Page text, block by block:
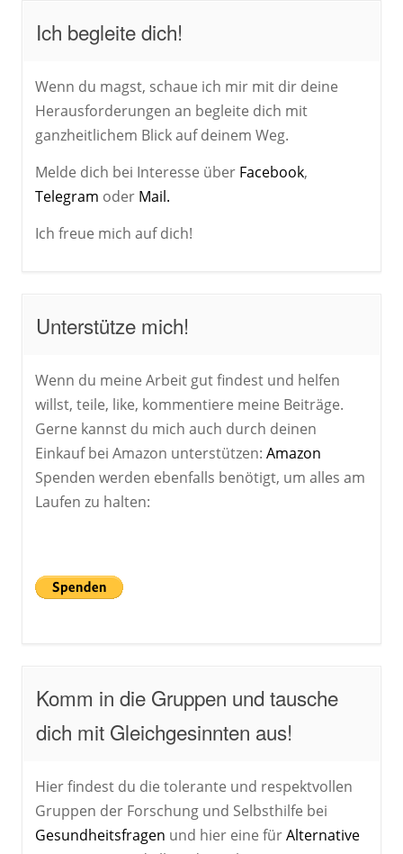
Ich begleite dich!
Wenn du magst, schaue ich mir mit dir deine
Herausforderungen an begleite dich mit
ganzheitlichem Blick auf deinem Weg.
Melde dich bei Interesse über Facebook,
Telegram oder Mail.
Ich freue mich auf dich!
Unterstütze mich!
Wenn du meine Arbeit gut findest und helfen
willst, teile, like, kommentiere meine Beiträge.
Gerne kannst du mich auch durch deinen
Einkauf bei Amazon unterstützen: Amazon
Spenden werden ebenfalls benötigt, um alles am
Laufen zu halten:
Komm in die Gruppen und tausche
dich mit Gleichgesinnten aus!
Hier findest du die tolerante und respektvollen
Gruppen der Forschung und Selbsthilfe bei
Gesundheitsfragen und hier eine fürAlternative